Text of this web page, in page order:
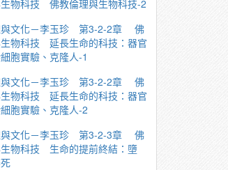
物科技 佛教倫理與生物科技-2
與文化－李玉珍 第3-2-2章 佛
物科技 延長生命的科技：器官
胞實驗、克隆人-1
與文化－李玉珍 第3-2-2章 佛
物科技 延長生命的科技：器官
胞實驗、克隆人-2
與文化－李玉珍 第3-2-3章 佛
物科技 生命的提前終結：墮